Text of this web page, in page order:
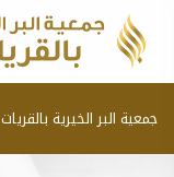
جمعية البر الخيرية بالقريات